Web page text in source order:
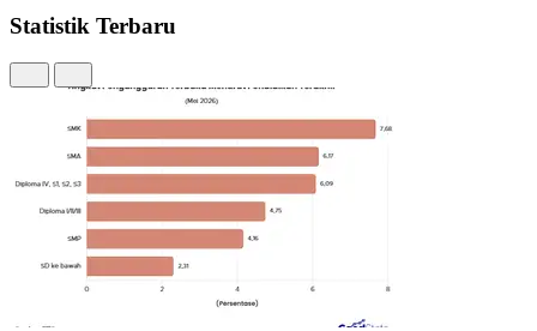
Statistik Terbaru